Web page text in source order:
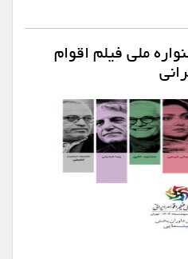
ملی فیلم اقوام